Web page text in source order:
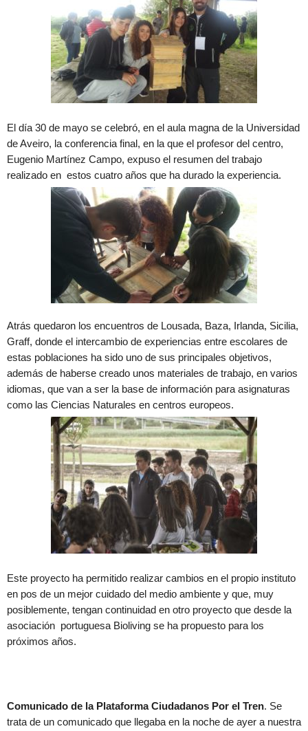
El día 30 de mayo se celebró, en el aula magna de la Universidad
de Aveiro, la conferencia final, en la que el profesor del centro,
Eugenio Martínez Campo, expuso el resumen del trabajo
realizado en estos cuatro años que ha durado la experiencia.
Atrás quedaron los encuentros de Lousada, Baza, Irlanda, Sicilia,
Graff, donde el intercambio de experiencias entre escolares de
estas poblaciones ha sido uno de sus principales objetivos,
además de haberse creado unos materiales de trabajo, en varios
idiomas, que van a ser la base de información para asignaturas
como las Ciencias Naturales en centros europeos.
Este proyecto ha permitido realizar cambios en el propio instituto
en pos de un mejor cuidado del medio ambiente y que, muy
posiblemente, tengan continuidad en otro proyecto que desde la
asociación portuguesa Bioliving se ha propuesto para los
próximos años.
Comunicado de la Plataforma Ciudadanos Por el Tren. Se
trata de un comunicado que llegaba en la noche de ayer a nuestra